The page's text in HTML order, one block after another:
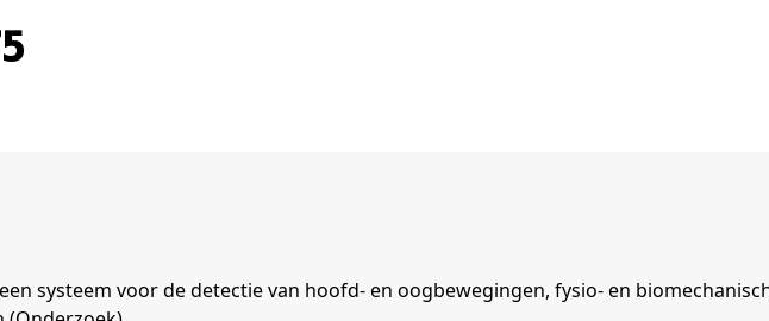
Alumni
Bedrijven en organisaties
systeem voor de detectie van hoofd- en oogbewegingen, fysio- en